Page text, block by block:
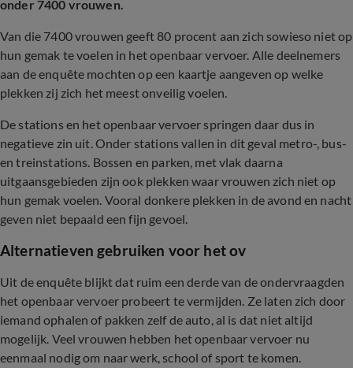
onder 7400 vrouwen.
Van die 7400 vrouwen geeft 80 procent aan zich sowieso niet op
hun gemak te voelen in het openbaar vervoer. Alle deelnemers
aan de enquête mochten op een kaartje aangeven op welke
plekken zij zich het meest onveilig voelen.
De stations en het openbaar vervoer springen daar dus in
negatieve zin uit. Onder stations vallen in dit geval metro-, bus-
en treinstations. Bossen en parken, met vlak daarna
uitgaansgebieden zijn ook plekken waar vrouwen zich niet op
hun gemak voelen. Vooral donkere plekken in de avond en nacht
geven niet bepaald een fijn gevoel.
Alternatieven gebruiken voor het ov
Uit de enquête blijkt dat ruim een derde van de ondervraagden
het openbaar vervoer probeert te vermijden. Ze laten zich door
iemand ophalen of pakken zelf de auto, al is dat niet altijd
mogelijk. Veel vrouwen hebben het openbaar vervoer nu
eenmaal nodig om naar werk, school of sport te komen.